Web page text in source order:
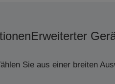
Erweiterter
Sie aus einer breiten